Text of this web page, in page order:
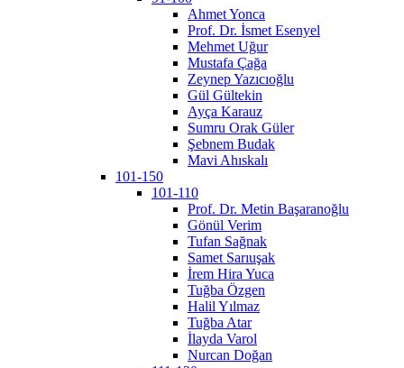
Ahmet Yonca
Prof. Dr. İsmet Esenyel
Mehmet Uğur
Mustafa Çağa
Zeynep Yazıcıoğlu
Gül Gültekin
Ayça Karauz
Sumru Orak Güler
Şebnem Budak
Mavi Ahıskalı
101-150
101-110
Prof. Dr. Metin Başaranoğlu
Gönül Verim
Tufan Sağnak
Samet Sarıuşak
İrem Hira Yuca
Tuğba Özgen
Halil Yılmaz
Tuğba Atar
İlayda Varol
Nurcan Doğan